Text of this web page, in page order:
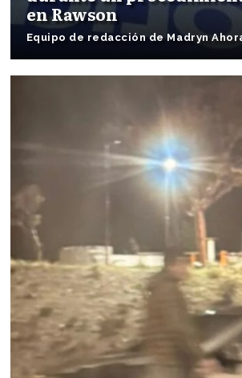
en Rawson
Equipo de redacción de Madryn